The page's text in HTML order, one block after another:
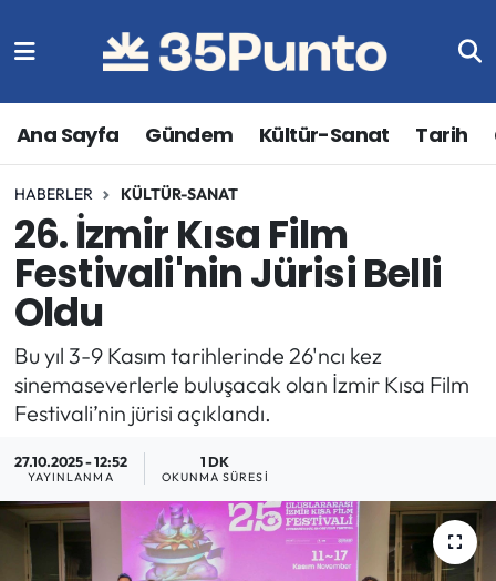
Ana Sayfa Gündem Kültür-Sanat Tarih
HABERLER KÜLTÜR-SANAT
26. İzmir Kısa Film
Festivali'nin Jürisi Belli
Oldu
Bu yıl 3-9 Kasım tarihlerinde 26'ncı kez
sinemaseverlerle buluşacak olan İzmir Kısa Film
Festivali’nin jürisi açıklandı.
27.10.2025 - 12:52
YAYINLANMA
1 DK
OKUNMA SÜRESI